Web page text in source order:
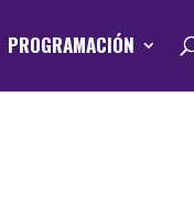
PROGRAMACIÓN